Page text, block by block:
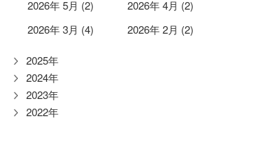
2026年 5月 (2)
2026年 4月 (2)
2026年 3月 (4)
2026年 2月 (2)
2025年
2024年
2023年
2022年